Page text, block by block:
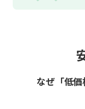
なぜ「低